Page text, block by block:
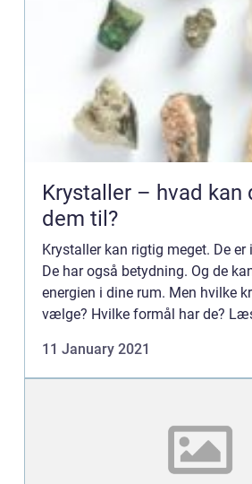
Krystaller – hvad kan
dem til?
Krystaller kan rigtig meget. De er
De har også betydning. Og de
energien i dine rum. Men hvilke
vælge? Hvilke formål har de?
Krysta...
11 January 2021